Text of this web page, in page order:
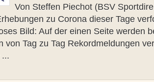
Von Steffen Piechot (BSV
zu Corona dieser Tage
Bild: Auf der einen Seite werden
von Tag zu Tag Rekordmeldungen